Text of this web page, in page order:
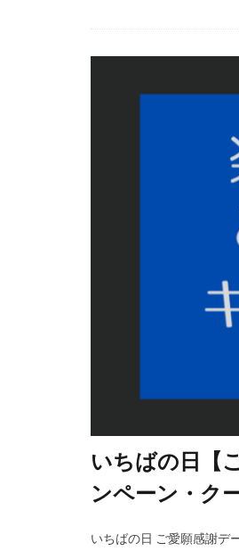
いちばの日【
ンペーン・ク
いちばの日 ご愛願感謝デ